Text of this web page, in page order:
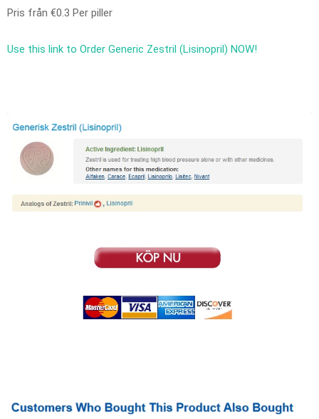
Pris från €0.3 Per piller
Use this link to Order Generic Zestril (Lisinopril) NOW!